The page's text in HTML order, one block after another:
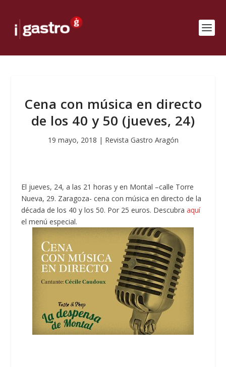
Cena con música en directo
de los 40 y 50 (jueves, 24)
19 mayo, 2018 | Revista Gastro Aragón
El jueves, 24, a las 21 horas y en Montal –calle Torre
Nueva, 29. Zaragoza- cena con música en directo de la
década de los 40 y los 50. Por 25 euros. Descubraaquí
el menú especial.